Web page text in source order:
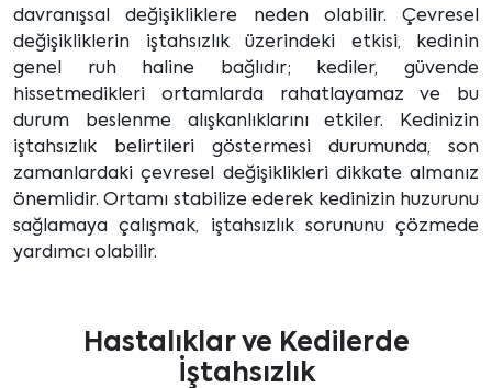
davranışsal değişikliklere neden olabilir. Çevresel
değişikliklerin iştahsızlık üzerindeki etkisi, kedinin
genel ruh haline bağlıdır; kediler, güvende
hissetmedikleri ortamlarda rahatlayamaz ve bu
durum beslenme alışkanlıklarını etkiler. Kedinizin
iştahsızlık belirtileri göstermesi durumunda, son
zamanlardaki çevresel değişiklikleri dikkate almanız
önemlidir. Ortamı stabilize ederek kedinizin huzurunu
sağlamaya çalışmak, iştahsızlık sorununu çözmede
yardımcı olabilir.
Hastalıklar ve Kedilerde
İştahsızlık